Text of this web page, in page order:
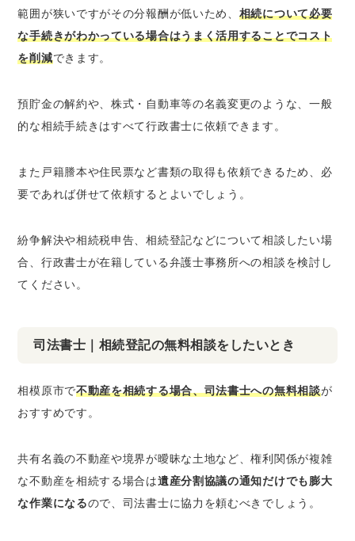
範囲が狭いですがその分報酬が低いため、 相続について必要
な手続きがわかっている場合はうまく活用することでコスト
を削減できます。
預貯金の解約や、株式・自動車等の名義変更のような、一般
的な相続手続きはすべて行政書士に依頼できます。
また戸籍謄本や住民票など書類の取得も依頼できるため、必
要であれば併せて依頼するとよいでしょう。
紛争解決や相続税申告、相続登記などについて相談したい場
合、行政書士が在籍している弁護士事務所への相談を検討し
てください。
司法書士｜相続登記の無料相談をしたいとき
相模原市で不動産を相続する場合、司法書士への無料相談が
おすすめです。
共有名義の不動産や境界が曖昧な土地など、権利関係が複雑
な不動産を相続する場合は遺産分割協議の通知だけでも膨大
な作業になるので、司法書士に協力を頼むべきでしょう。